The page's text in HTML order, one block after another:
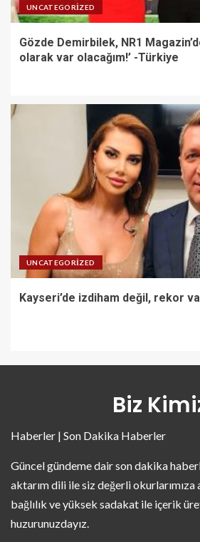
UNCATEGORIZED
Gözde Demirbilek, NR1
olarak var olacağım!’ -Türkiye
UNCATEGORIZED
Kayseri’de izdiham değil, rekor
Biz
Haberler | Son Dakika Haberler
Güncel gündeme dair son dakika
aktarım dili ile siz değerli
bağlılık ve yüksek sadakat ile içerik
huzurunuzdayız.